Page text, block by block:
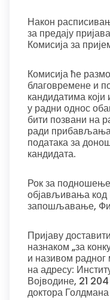
Након
за предају
Комисија за
Комисија ће
благовремене и
кандидатима
у радни однос
бити позвани на
ради
података за
кандидата.
Рок за
објављивања
запошљавање,
Пријаву
назнаком „за
и називом радног
на адресу:
Војводине, 21
доктора